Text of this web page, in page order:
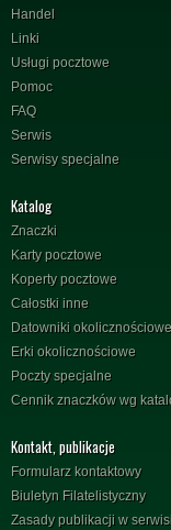
Handel
Linki
Usługi pocztowe
Pomoc
FAQ
Serwis
Serwisy specjalne
Katalog
Znaczki
Karty pocztowe
Koperty pocztowe
Całostki inne
Datowniki okolicznościowe
Erki okolicznościowe
Poczty specjalne
Cennik znaczków wg
Kontakt, publikacje
Formularz kontaktowy
Biuletyn Filatelistyczny
Zasady publikacji w